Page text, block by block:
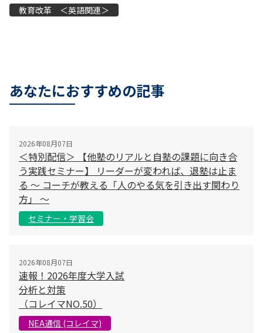
教育改革 ＜英語関連＞
あなたにおすすめの記事
2026年08月07日
＜特別配信＞ 【他塾のリアルと自塾の課題に向き合
う実践セミナー】 リーダーが変われば、退塾は止ま
る 〜 コーチが教える「人のやる気を引き出す関わり
方」 〜
セミナー・学習会
2026年08月07日
速報！2026年度大学入試
分析と対策
（コレイマNO.50）
NEA通信 (コレイマ)